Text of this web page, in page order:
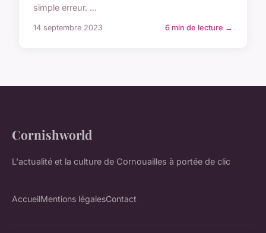
simple erreur. ...
14 septembre 2023 6 min de lecture →
Cornishworld
L'actualité et la culture de Cornouailles à portée de clic
AccueilMentions légalesContact